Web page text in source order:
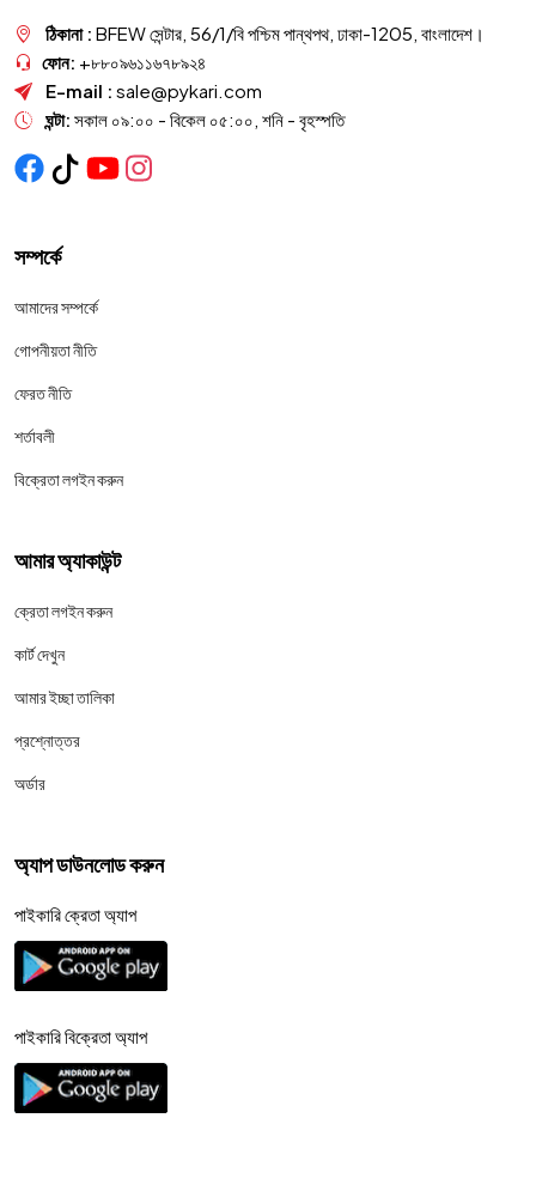
ঠিকানা : BFEW সেন্টার, 56/1/বি পশ্চিম পান্থপথ, ঢাকা-1205, বাংলাদেশ।
ফোন: +৮৮০৯৬১১৬৭৮৯২৪
E-mail : sale@pykari.com
ঘন্টা: সকাল ০৯:০০ - বিকেল ০৫:০০, শনি - বৃহস্পতি
সম্পর্কে
আমাদের সম্পর্কে
গোপনীয়তা নীতি
ফেরত নীতি
শর্তাবলী
বিক্রেতা লগইন করুন
আমার অ্যাকাউন্ট
ক্রেতা লগইন করুন
কার্ট দেখুন
আমার ইচ্ছা তালিকা
প্রশ্নোত্তর
অর্ডার
অ্যাপ ডাউনলোড করুন
পাইকারি ক্রেতা অ্যাপ
পাইকারি বিক্রেতা অ্যাপ